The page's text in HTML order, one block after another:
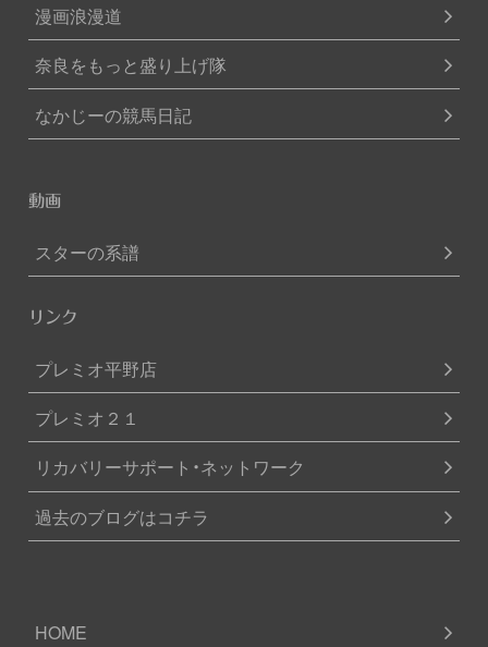
漫画浪漫道
奈良をもっと盛り上げ隊
なかじーの競馬日記
動画
スターの系譜
リンク
プレミオ平野店
プレミオ２１
リカバリーサポート・ネットワーク
過去のブログはコチラ
HOME